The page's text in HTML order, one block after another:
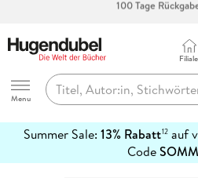
Abholung in über
Hugendubel
Menu
Filiale
Summer Sale: 13% Rabatt12auf
Code
erfahren